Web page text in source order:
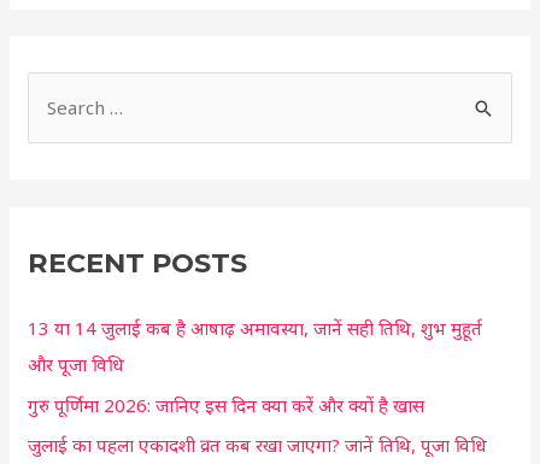
e
c
f
o
r
:
RECENT POSTS
13 या 14 जुलाई कब है आषाढ़ अमावस्या, जानें सही तिथि, शुभ मुहूर्त
और पूजा विधि
गुरु पूर्णिमा 2026: जानिए इस दिन क्या करें और क्यों है खास
जुलाई का पहला एकादशी व्रत कब रखा जाएगा? जानें तिथि, पूजा विधि